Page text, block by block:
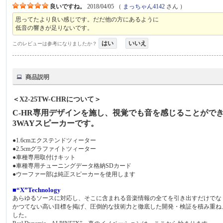
良いですね。 2018/04/05 （ まっちゃん4142 さん ）
思ってたより良い感じです。だだ他の方にあるように
低音の響きが足りないです。
このレビューは参考になりましたか？ はい いいえ
商品説明
＜X2-25TW-CHRについて＞
C-HR専用デザインを施し、視覚でも音を感じることがで
3WAYスピーカーです。
●1.6cmエクステンドツィーター
●2.5cmグラファイトツィーター
●車種専用取付けキット
●車種専用チューニングデータ格納SDカード
●ウーファー部は純正スピーカーを使用します
■“X”Technology
あらゆるソースに対応し、そこに含まれる音楽情報の全てを引き出すだけで
かつてない高い目標を掲げ、圧倒的な技術力と徹底した開発・検証を積み重
した。